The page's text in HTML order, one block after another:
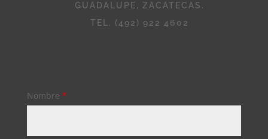
GUADALUPE, ZACATECAS.
TEL. (492) 922 4602
Nombre *